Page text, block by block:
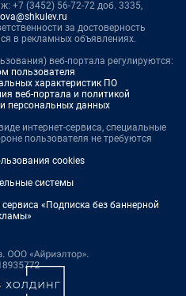
+7 (3452) 56-72-72 доб. 3335,
за достоверность
в рекламных объявлениях.
веб-портала регулируются:
пользователя
характеристик ПО
веб-портала и политикой
персональных данных
интернет-сервиса, специальные
пользователя не требуются
cookies
системы
«Подписка без баннерной